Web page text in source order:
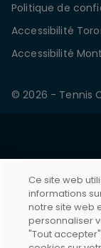
Politique de
Accessibilité
Accessibilité
© 2026 - Tennis
Ce site web
informations
notre site web
personnaliser
"Tout